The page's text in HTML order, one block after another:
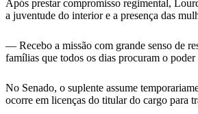
Após prestar compromisso regimental,
a juventude do interior e a presença das
— Recebo a missão com grande senso de
famílias que todos os dias procuram o
No Senado, o suplente assume
ocorre em licenças do titular do cargo para